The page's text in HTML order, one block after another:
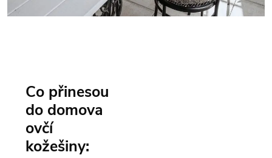
Co přinesou
do domova
ovčí
kožešiny: